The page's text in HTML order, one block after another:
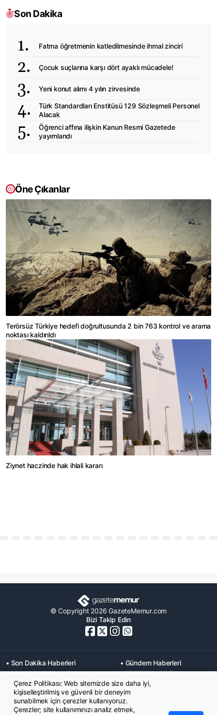
Son Dakika
Fatma öğretmenin katledilmesinde ihmal zinciri
Çocuk suçlarına karşı dört ayaklı mücadele!
Yeni konut alımı 4 yılın zirvesinde
Türk Standardları Enstitüsü 129 Sözleşmeli Personel
Alacak
Öğrenci affına ilişkin Kanun Resmi Gazetede
yayımlandı
Öne Çıkanlar
Terörsüz Türkiye hedefi doğrultusunda 2 bin 763 kontrol ve arama
noktası kaldırıldı
Ziynet haczinde hak ihlali kararı
© Copyright 2026 GazeteMemur.com
Bizi Takip Edin
• Son Dakika Haberleri
• Gündem Haberleri
• Memurlar Haberleri
• KPSS Haberleri
• Ekonomi Haberleri
• Eğitim Haberleri
• Yaşam Haberleri
• Maaş Verileri Haberleri
• Mahkeme Kararları
Çerez Politikası: Web sitemizde size daha iyi,
kişiselleştirilmiş ve güvenli bir deneyim
sunabilmek için çerezler kullanıyoruz.
Çerezler; site kullanımınızı analiz etmek,